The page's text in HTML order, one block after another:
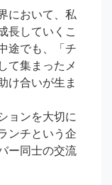
において、私
長していくこ
途でも、「チ
て集まったメ
け合いが生ま
ョンを大切に
ンチという企
ー同士の交流